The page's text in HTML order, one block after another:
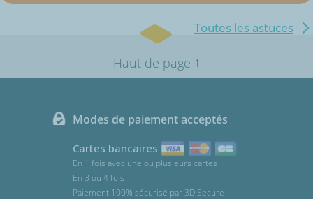
Toutes les astuces
Haut de page ↑
Modes de paiement acceptés
Cartes bancaires
En 1 fois avec une ou plusieurs cartes
En 3 ou 4 fois
Paiement 100% sécurisé par 3D Secure